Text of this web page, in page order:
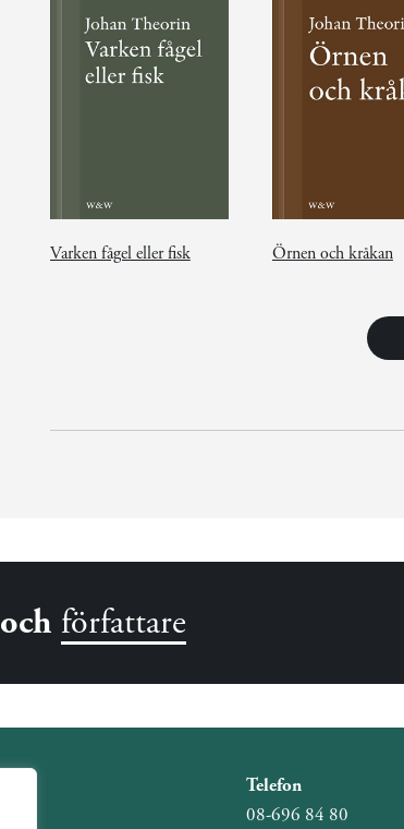
Varken fågel eller fisk Örnen och kråkan
och författare
Telefon
08-696 84 80